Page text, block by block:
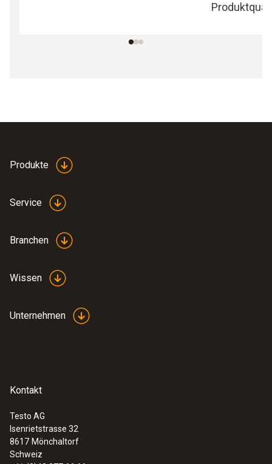
Produkte
Service
Branchen
Wissen
Unternehmen
Kontakt
Testo AG
Isenrietstrasse 32
8617 Mönchaltorf
Schweiz